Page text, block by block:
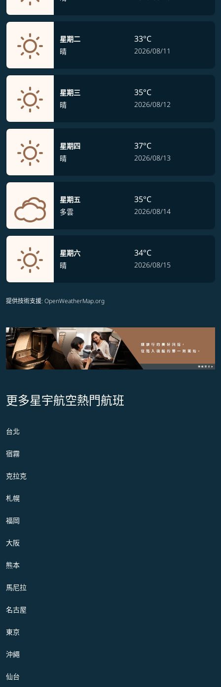
星期二
晴
33°C
2026/08/11
星期三
晴
35°C
2026/08/12
星期四
晴
37°C
2026/08/13
星期五
多雲
35°C
2026/08/14
星期六
晴
34°C
2026/08/15
提供技術支援: OpenWeatherMap.org
更多星宇航空熱門航班
台北
宿霧
克拉克
札幌
福岡
大阪
熊本
馬尼拉
名古屋
東京
沖繩
仙台